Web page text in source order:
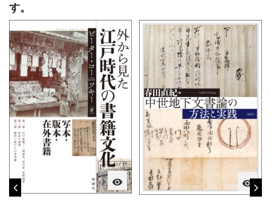
す。
visibility visibility